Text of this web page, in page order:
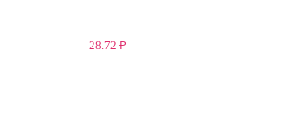
28.72 ₽